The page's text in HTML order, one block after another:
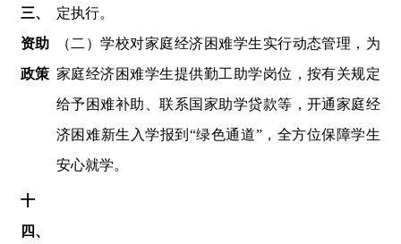
三、
资助
政策
定执行。
（二）学校对家庭经济困难学生实行动态管理，为
家庭经济困难学生提供勤工助学岗位，按有关规定
给予困难补助、联系国家助学贷款等，开通家庭经
济困难新生入学报到 “绿色通道”， 全方位保障学生
安心就学。
十
四、